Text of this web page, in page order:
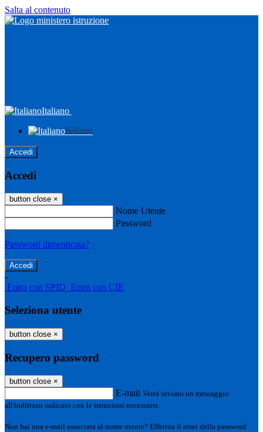
Salta al contenuto
Italiano
Italiano
Accedi
Accedi
button close ×
Nome Utente
Password
Password dimenticata?
-
Entra con SPID Entra con CIE
Seleziona utente
button close ×
Recupero password
button close ×
E-mail Verrà inviato un messaggio
all'indirizzo indicato con le istruzioni necessarie.
Non hai una e-mail associata al nome utente? Effettua il reset della password